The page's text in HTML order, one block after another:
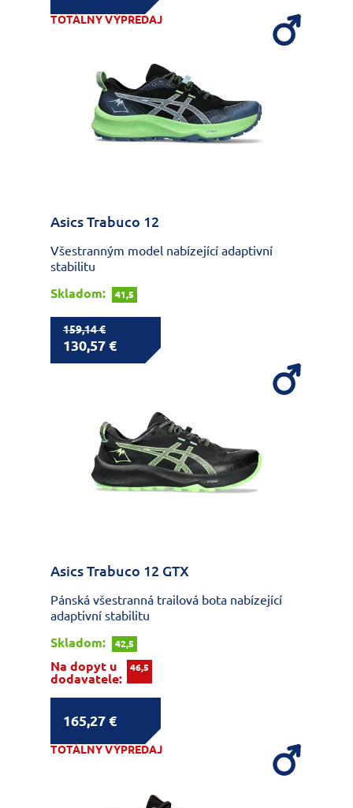
TOTÁLNY VÝPREDAJ
Asics Trabuco 12
Všestranným model nabízející adaptivní
stabilitu
Skladom:
41,5
159,14 €
130,57 €
Asics Trabuco 12 GTX
Pánská všestranná trailová bota nabízející
adaptivní stabilitu
Skladom:
42,5
Na dopyt u
dodavatele:
46,5
165,27 €
TOTÁLNY VÝPREDAJ